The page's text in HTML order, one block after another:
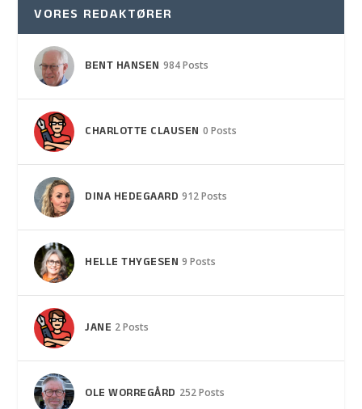
VORES REDAKTØRER
BENT HANSEN 984 Posts
CHARLOTTE CLAUSEN 0 Posts
DINA HEDEGAARD 912 Posts
HELLE THYGESEN 9 Posts
JANE 2 Posts
OLE WORREGÅRD 252 Posts